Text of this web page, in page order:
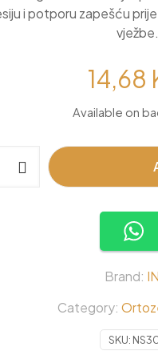
i potporu zapešću
vježbe.
14,68
Available on
SKU:
Category:
Brand: